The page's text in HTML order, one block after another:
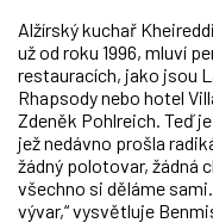
Alžírský kuchař
už od roku 1996, mluví
restauracích, jako jsou
Rhapsody nebo hotel
Zdeněk Pohlreich. Teď
jež nedávno prošla
žádný polotovar, žádná
všechno si děláme
vývar,“ vysvětluje